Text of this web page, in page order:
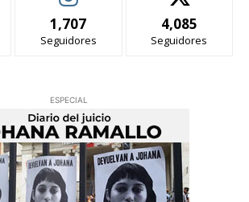
1,707
Seguidores
4,085
Seguidores
ESPECIAL